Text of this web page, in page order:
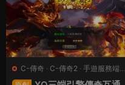
C-傳奇 · C-傳奇2 · 手遊服務端·
端遊服務端